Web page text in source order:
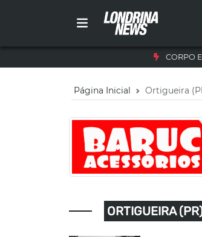
CORPO
Página Inicial Ortigueira
ORTIGUEIRA